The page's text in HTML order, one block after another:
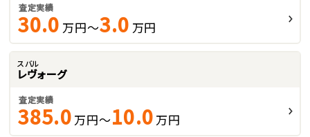
査定実績
30.0 万円～3.0 万円
スバル
レヴォーグ
査定実績
385.0 万円～10.0 万円